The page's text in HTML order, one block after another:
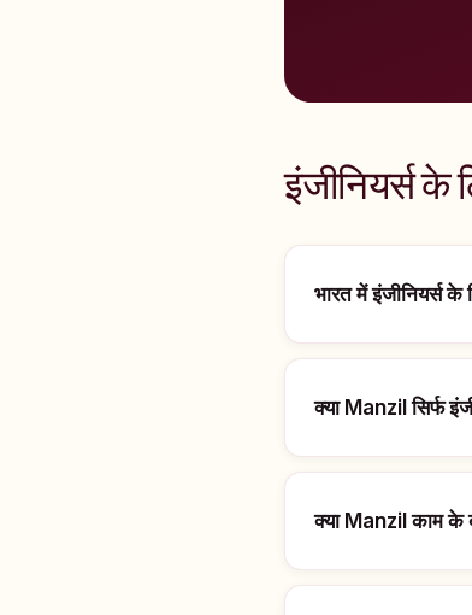
इंजीनियर्स
भारत में इंजीनियर्स
क्या Manzil सिर्फ
क्या Manzil काम के